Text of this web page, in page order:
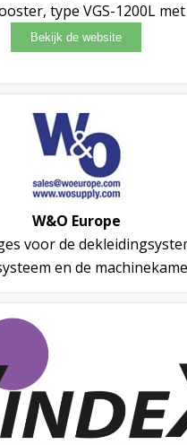
type VGS-1200L
W&O Europe
voor de
en de